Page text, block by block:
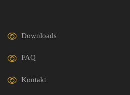
Downloads
FAQ
Kontakt